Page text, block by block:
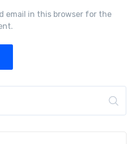
email in this browser for the